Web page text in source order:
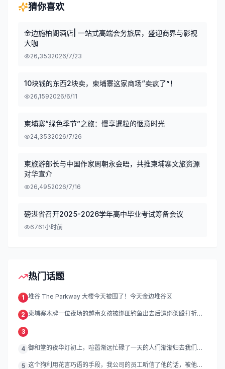
猜你喜欢
金边施柏阁酒店| 一站式高端会务旅居，盛迎商界与影视
大咖
26,3532026/7/23
10块钱的东西2块卖，柬埔寨这家商场“卖疯了”！
26,1592026/6/11
柬埔寨“绿色季节”之旅：慢享暹粒的惬意时光
24,3532026/7/26
柬旅游部长与中国作家周朝永会晤，共推柬埔寨文旅资源
对华宣介
26,4952026/7/16
磅湛省召开2025-2026学年高中毕业考试筹备会议
6761小时前
热门话题
1 堆谷 The Parkway 大楼今天被围了！今天金边堆谷区
2 柬埔寨木牌一位夜场的越南女孩被绑匪钓鱼出去后遭绑架殴打折
3
4 御和堂的夜华灯初上，喧嚣渐远忙碌了一天的人们渐渐归去我们的
5 这个狗利用花言巧语的手段，我公司的员工听信了他的话，被他带